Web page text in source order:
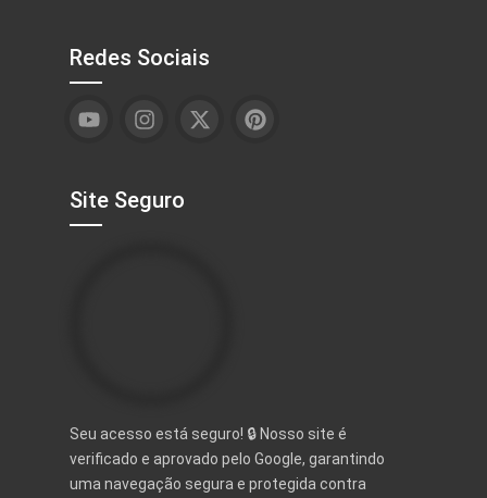
Redes Sociais
Site Seguro
Seu acesso está seguro! 🔒 Nosso site é
verificado e aprovado pelo Google, garantindo
uma navegação segura e protegida contra